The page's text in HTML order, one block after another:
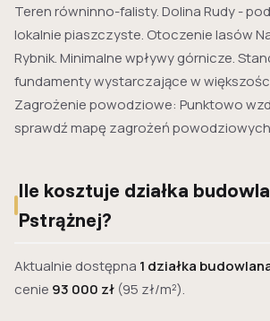
Teren równinno-falisty. Dolina Rudy -
lokalnie piaszczyste. Otoczenie lasów
Rybnik. Minimalne wpływy górnicze.
fundamenty wystarczające w
Zagrożenie powodziowe: Punktowo
sprawdź mapę zagrożeń powodziowych
Ile kosztuje działka
Pstrążnej?
Aktualnie dostępna 1 działka
cenie 93 000 zł (95 zł/m²).